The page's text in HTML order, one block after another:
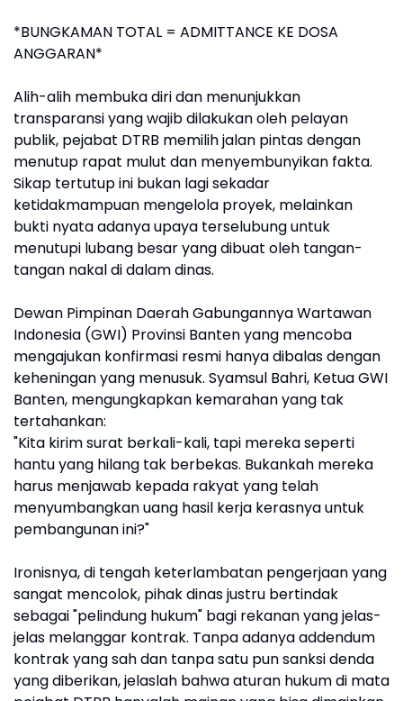
*BUNGKAMAN TOTAL = ADMITTANCE KE DOSA
ANGGARAN*
Alih-alih membuka diri dan menunjukkan
transparansi yang wajib dilakukan oleh pelayan
publik, pejabat DTRB memilih jalan pintas dengan
menutup rapat mulut dan menyembunyikan fakta.
Sikap tertutup ini bukan lagi sekadar
ketidakmampuan mengelola proyek, melainkan
bukti nyata adanya upaya terselubung untuk
menutupi lubang besar yang dibuat oleh tangan-
tangan nakal di dalam dinas.
Dewan Pimpinan Daerah Gabungannya Wartawan
Indonesia (GWI) Provinsi Banten yang mencoba
mengajukan konfirmasi resmi hanya dibalas dengan
keheningan yang menusuk. Syamsul Bahri, Ketua GWI
Banten, mengungkapkan kemarahan yang tak
tertahankan:
"Kita kirim surat berkali-kali, tapi mereka seperti
hantu yang hilang tak berbekas. Bukankah mereka
harus menjawab kepada rakyat yang telah
menyumbangkan uang hasil kerja kerasnya untuk
pembangunan ini?"
Ironisnya, di tengah keterlambatan pengerjaan yang
sangat mencolok, pihak dinas justru bertindak
sebagai "pelindung hukum" bagi rekanan yang jelas-
jelas melanggar kontrak. Tanpa adanya addendum
kontrak yang sah dan tanpa satu pun sanksi denda
yang diberikan, jelaslah bahwa aturan hukum di mata